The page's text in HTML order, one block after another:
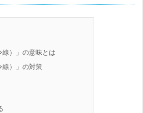
線）」の意味とは
線）」の対策